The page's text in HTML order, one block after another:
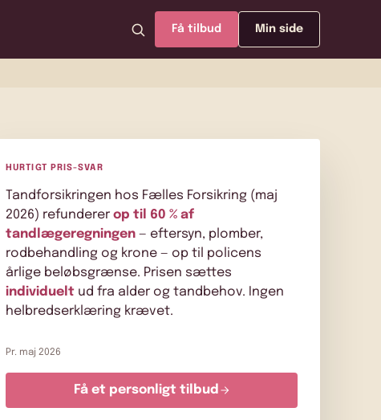
Få tilbud Min side
HURTIGT PRIS-SVAR
Tandforsikringen hos Fælles Forsikring (maj
2026) refunderer op til 60 % af
tandlægeregningen — eftersyn, plomber,
rodbehandling og krone — op til policens
årlige beløbsgrænse. Prisen sættes
individuelt ud fra alder og tandbehov. Ingen
helbredserklæring krævet.
Pr. maj 2026
Få et personligt tilbud